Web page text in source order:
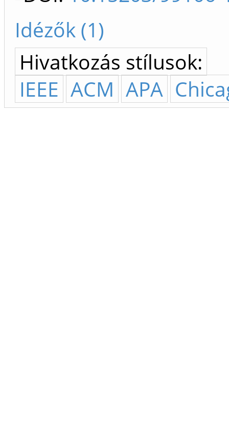
Idézők (1)
Hivatkozás stílusok:
IEEE ACM APA